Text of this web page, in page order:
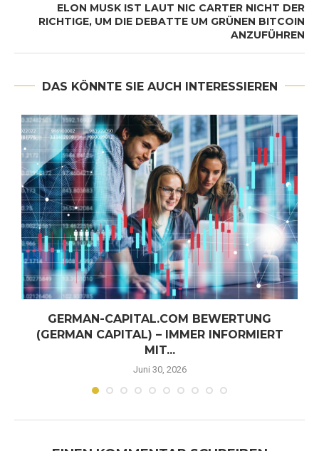
ELON MUSK IST LAUT NIC CARTER NICHT DER
RICHTIGE, UM DIE DEBATTE UM GRÜNEN BITCOIN
ANZUFÜHREN
DAS KÖNNTE SIE AUCH INTERESSIEREN
GERMAN-CAPITAL.COM BEWERTUNG
(GERMAN CAPITAL) – IMMER INFORMIERT
MIT...
Juni 30, 2026